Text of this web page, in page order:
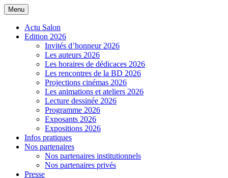
Aller
au
contenu
Salon de la BD de Sevrier
Menu
Actu Salon
Edition 2026
Invités d’honneur 2026
Les auteurs 2026
Les horaires de dédicaces 2026
Les rencontres de la BD 2026
Projections cinémas 2026
Les animations et ateliers 2026
Lecture dessinée 2026
Programme 2026
Exposants 2026
Expositions 2026
Infos pratiques
Nos partenaires
Nos partenaires institutionnels
Nos partenaires privés
Presse